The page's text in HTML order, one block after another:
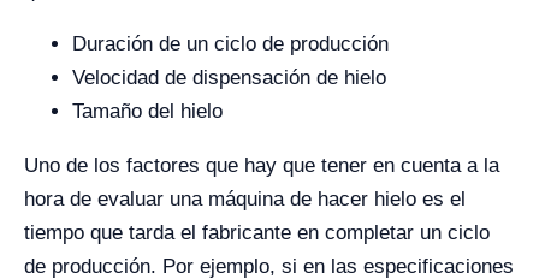
Duración de un ciclo de producción
Velocidad de dispensación de hielo
Tamaño del hielo
Uno de los factores que hay que tener en cuenta a la
hora de evaluar una máquina de hacer hielo es el
tiempo que tarda el fabricante en completar un ciclo
de producción. Por ejemplo, si en las especificaciones